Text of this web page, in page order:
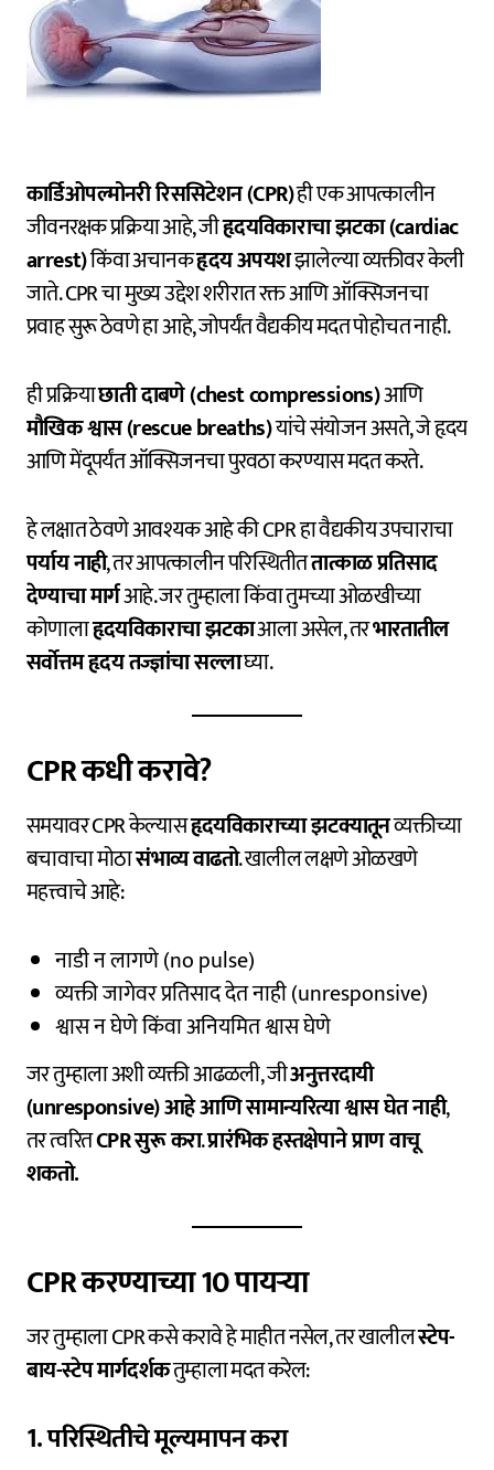
कार्डिओपल्मोनरी रिससिटेशन (CPR)ही एक आपत्कालीन
जीवनरक्षक प्रक्रिया आहे, जीहृदयविकाराचा झटका (cardiac
arrest)किंवा अचानकहृदय अपयशझालेल्या व्यक्तीवर केली
जाते. CPR चा मुख्य उद्देश शरीरात रक्त आणि ऑक्सिजनचा
प्रवाह सुरू ठेवणे हा आहे, जोपर्यंत वैद्यकीय मदत पोहोचत नाही.
ही प्रक्रियाछाती दाबणे (chest compressions)आणि
मौखिक श्वास (rescue breaths)यांचे संयोजन असते, जे हृदय
आणि मेंदूपर्यंत ऑक्सिजनचा पुरवठा करण्यास मदत करते.
हे लक्षात ठेवणे आवश्यक आहे की CPR हा वैद्यकीय उपचाराचा
पर्याय नाही, तर आपत्कालीन परिस्थितीततात्काळ प्रतिसाद
देण्याचा मार्गआहे. जर तुम्हाला किंवा तुमच्या ओळखीच्या
कोणालाहृदयविकाराचा झटकाआला असेल, तरभारतातील
सर्वोत्तम हृदय तज्ज्ञांचा सल्लाघ्या.
CPR कधी करावे?
समयावर CPR केल्यासहृदयविकाराच्या झटक्यातूनव्यक्तीच्या
बचावाचा मोठासंभाव्य वाढतो. खालील लक्षणे ओळखणे
महत्त्वाचे आहे:
नाडी न लागणे (no pulse)
व्यक्ती जागेवर प्रतिसाद देत नाही (unresponsive)
श्वास न घेणे किंवा अनियमित श्वास घेणे
जर तुम्हाला अशी व्यक्ती आढळली, जीअनुत्तरदायी
(unresponsive) आहे आणि सामान्यरित्या श्वास घेत नाही,
तर त्वरितCPR सुरू करा.प्रारंभिक हस्तक्षेपाने प्राण वाचू
शकतो.
CPR करण्याच्या 10 पायऱ्या
जर तुम्हाला CPR कसे करावे हे माहीत नसेल, तर खालीलस्टेप-
बाय-स्टेप मार्गदर्शकतुम्हाला मदत करेल:
1. परिस्थितीचे मूल्यमापन करा